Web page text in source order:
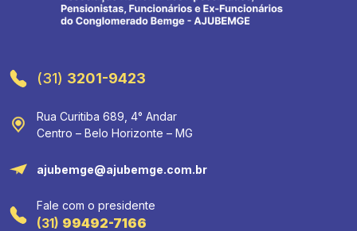
(31) 3201-9423
Rua Curitiba 689, 4° Andar
Centro – Belo Horizonte – MG
ajubemge@ajubemge.com.br
Fale com o presidente
(31) 99492-7166